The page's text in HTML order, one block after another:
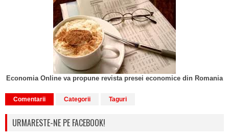
Economia Online va propune revista presei economice din Romania
Comentarii Categorii Taguri
URMARESTE-NE PE FACEBOOK!